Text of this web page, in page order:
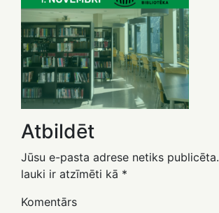
Atbildēt
Jūsu e-pasta adrese netiks publicēta.
lauki ir atzīmēti kā *
Komentārs